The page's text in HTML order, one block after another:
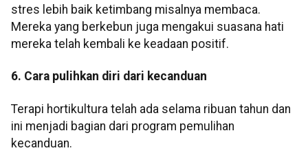
stres lebih baik ketimbang misalnya membaca.
Mereka yang berkebun juga mengakui suasana hati
mereka telah kembali ke keadaan positif.
6. Cara pulihkan diri dari kecanduan
Terapi hortikultura telah ada selama ribuan tahun dan
ini menjadi bagian dari program pemulihan
kecanduan.